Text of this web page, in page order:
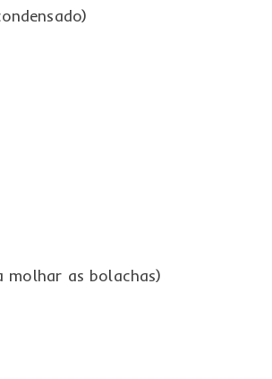
molhar as bolachas)